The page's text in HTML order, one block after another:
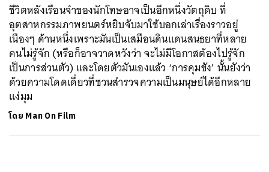
ชีวิตหลังเรือนจำของนักโทษอาจเป็นอีกหนึ่งวัตถุดิบ ที่
อุตสาหกรรมภาพยนตร์หยิบจับมาใช้บอกเล่าเรื่องราวอยู่
เนืองๆ ด้านหนึ่งเพราะมันเป็นเสมือนดินแดนสนธยาที่หลาย
คนไม่รู้จัก (หรือก็อาจวาดหวังว่า จะไม่มีโอกาสต้องไปรู้จัก
เป็นการส่วนตัว) และโดยตัวมันเองแล้ว ‘การคุมขัง’ นั้นยังว่า
ด้วยความโดดเดี่ยวที่ชวนสำรวจความเป็นมนุษย์ได้อีกหลาย
แง่มุม
โดย Man On Film